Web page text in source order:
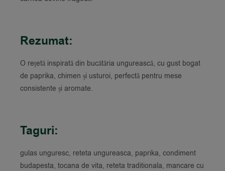
Rezumat:
O rețetă inspirată din bucătăria ungurească, cu gust bogat
de paprika, chimen și usturoi, perfectă pentru mese
consistente și aromate.
Taguri:
gulas unguresc, reteta ungureasca, paprika, condiment
budapesta, tocana de vita, reteta traditionala, mancare cu